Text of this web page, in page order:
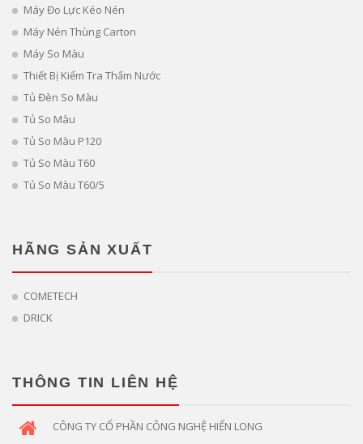
Máy Đo Lực Kéo Nén
Máy Nén Thùng Carton
Máy So Màu
Thiết Bị Kiểm Tra Thấm Nước
Tủ Đèn So Màu
Tủ So Màu
Tủ So Màu P120
Tủ So Màu T60
Tủ So Màu T60/5
HÃNG SẢN XUẤT
COMETECH
DRICK
THÔNG TIN LIÊN HỆ
CÔNG TY CỔ PHẦN CÔNG NGHỆ HIỂN LONG